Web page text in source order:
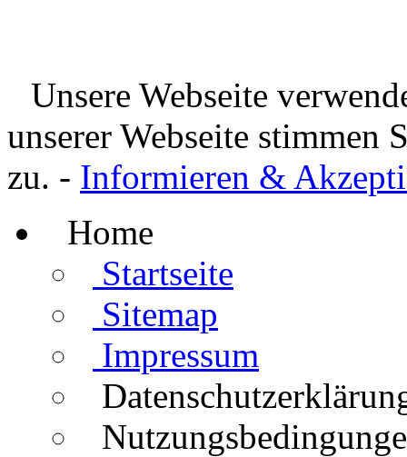
Unsere Webseite
unserer Webseite stimmen
zu. - Informieren &
Home
Startseite
Sitemap
Impressum